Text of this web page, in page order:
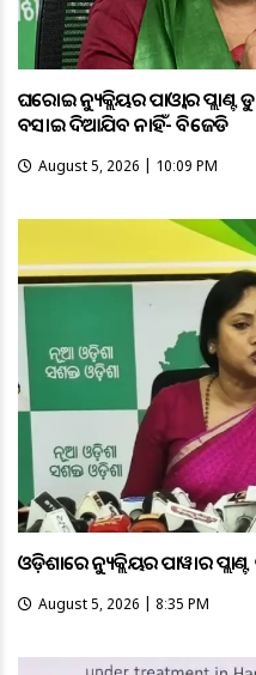
ଘରୋଇ ନ୍ୟୁକ୍ଲିୟର ପାଓ୍ବାର ପ୍ଲାଣ୍ଟକୁ
ବସାଇ ଦିଆଯିବ ନାହିଁ- ବିଜେଡି
August 5, 2026 | 10:09 PM
ଓଡ଼ିଶାରେ ନ୍ୟୁକ୍ଲିୟର ପାୱାର
August 5, 2026 | 8:35 PM